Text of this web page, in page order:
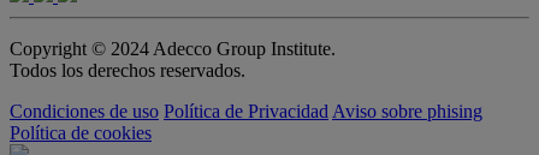
Copyright © 2024 Adecco Group Institute.
Todos los derechos reservados.
Condiciones de uso Política de Privacidad Aviso sobre phising
Política de cookies